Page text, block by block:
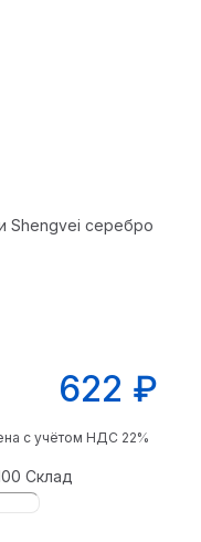
Shengvei серебро
622 ₽
с учётом НДС 22%
Склад